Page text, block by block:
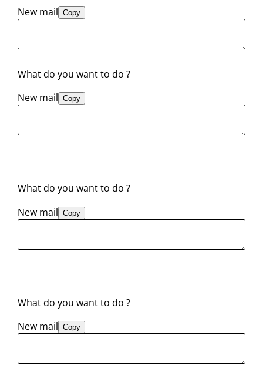
New mail Copy
What do you want to do ?
New mail Copy
What do you want to do ?
New mail Copy
What do you want to do ?
New mail Copy